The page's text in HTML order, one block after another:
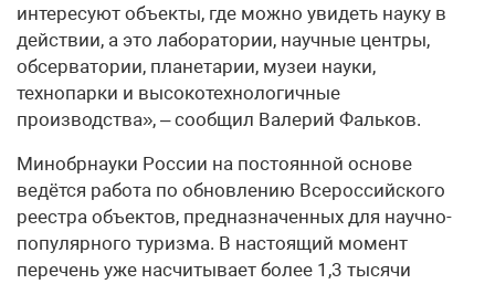
интересуют объекты, где можно увидеть науку в
действии, а это лаборатории, научные центры,
обсерватории, планетарии, музеи науки,
технопарки и высокотехнологичные
производства», – сообщил Валерий Фальков.
Минобрнауки России на постоянной основе
ведётся работа по обновлению Всероссийского
реестра объектов, предназначенных для научно-
популярного туризма. В настоящий момент
перечень уже насчитывает более 1,3 тысячи